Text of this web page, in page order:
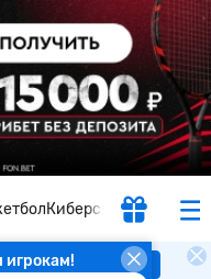
Киберспорт
игрокам! Скачать